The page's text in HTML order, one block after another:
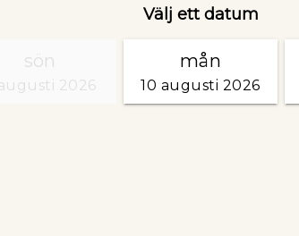
Välj ett datum
sön
2026
mån
10 augusti 2026